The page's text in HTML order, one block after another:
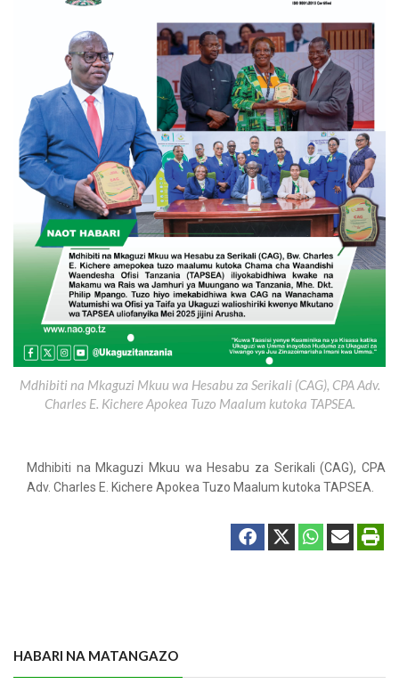
Mdhibiti na Mkaguzi Mkuu wa Hesabu za Serikali (CAG), CPA Adv.
Charles E. Kichere Apokea Tuzo Maalum kutoka TAPSEA.
Mdhibiti na Mkaguzi Mkuu wa Hesabu za Serikali (CAG), CPA
Adv. Charles E. Kichere Apokea Tuzo Maalum kutoka TAPSEA.
HABARI NA MATANGAZO